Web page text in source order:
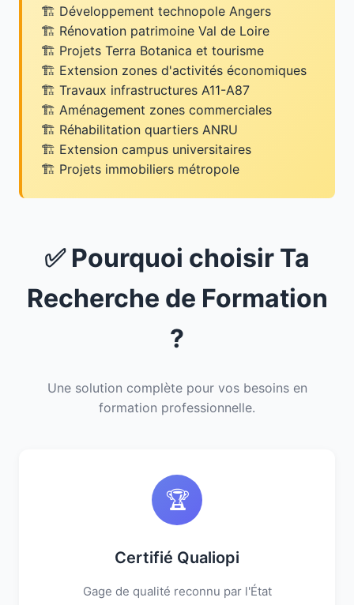
Développement technopole Angers
Rénovation patrimoine Val de Loire
Projets Terra Botanica et tourisme
Extension zones d'activités économiques
Travaux infrastructures A11-A87
Aménagement zones commerciales
Réhabilitation quartiers ANRU
Extension campus universitaires
Projets immobiliers métropole
✅ Pourquoi choisir Ta
Recherche de Formation
?
Une solution complète pour vos besoins en
formation professionnelle.
🏆
Certifié Qualiopi
Gage de qualité reconnu par l'État